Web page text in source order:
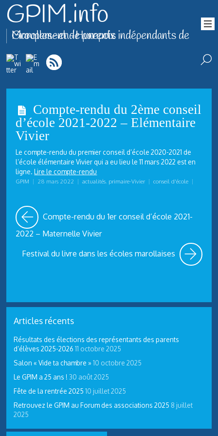
GPIM.info
Groupement de parents indépendants de Marolles-en-Hurepoix
Compte-rendu du 2ème conseil
d’école 2021-2022 – Elémentaire
Vivier
Le compte-rendu du premier conseil d’école 2020-2021 de
l’école élémentaire Vivier qui a eu lieu le 11 mars 2022 est en
ligne.Lire le compte-rendu
GPIM | 28 mars 2022 | actualités, primaire-Vivier | conseil d'école |
Compte-rendu du 1er conseil d’école 2021-
2022 – Maternelle Vivier
Festival du livre dans les écoles marollaises
Articles récents
Résultats des élections des représentants des parents
d’élèves 2025-2026 11 octobre 2025
Salon « Vide ta chambre » 10 octobre 2025
Le GPIM a 25 ans ! 30 août 2025
Fête de la rentrée 2025 10 juillet 2025
Retrouvez le GPIM au Forum des associations 2025 8 juillet
2025